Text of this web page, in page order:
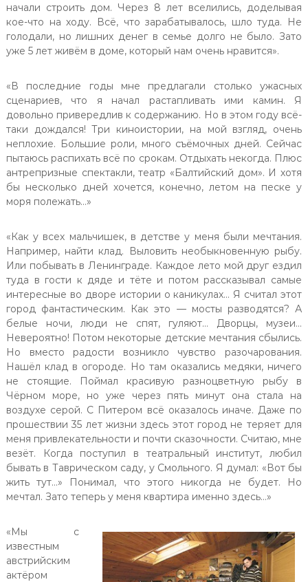
начали строить дом. Через 8 лет вселились, доделывая
кое-что на ходу. Всё, что зарабатывалось, шло туда. Не
голодали, но лишних денег в семье долго не было. Зато
уже 5 лет живём в доме, который нам очень нравится».
«В последние годы мне предлагали столько ужасных
сценариев, что я начал растапливать ими камин. Я
довольно привередлив к содержанию. Но в этом году всё-
таки дождался! Три киноистории, на мой взгляд, очень
неплохие. Большие роли, много съёмочных дней. Сейчас
пытаюсь распихать всё по срокам. Отдыхать некогда. Плюс
антрепризные спектакли, театр «Балтийский дом». И хотя
бы несколько дней хочется, конечно, летом на песке у
моря полежать…»
«Как у всех мальчишек, в детстве у меня были мечтания.
Например, найти клад. Выловить необыкновенную рыбу.
Или побывать в Ленинграде. Каждое лето мой друг ездил
туда в гости к дяде и тёте и потом рассказывал самые
интересные во дворе истории о каникулах… Я считал этот
город фантастическим. Как это — мосты разводятся? А
белые ночи, люди не спят, гуляют… Дворцы, музеи…
Невероятно! Потом некоторые детские мечтания сбылись.
Но вместо радости возникло чувство разочарования.
Нашёл клад в огороде. Но там оказались медяки, ничего
не стоящие. Поймал красивую разноцветную рыбу в
Чёрном море, но уже через пять минут она стала на
воздухе серой. С Питером всё оказалось иначе. Даже по
прошествии 35 лет жизни здесь этот город не теряет для
меня привлекательности и почти сказочности. Считаю, мне
везёт. Когда поступил в театральный институт, любил
бывать в Таврическом саду, у Смольного. Я думал: «Вот бы
жить тут…» Понимал, что этого никогда не будет. Но
мечтал. Зато теперь у меня квартира именно здесь…»
«Мы с
известным
австрийским
актёром